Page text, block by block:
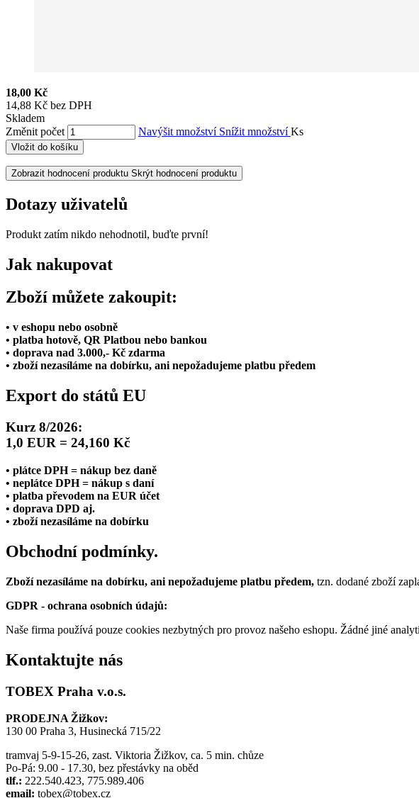
18,00 Kč
14,88 Kč bez DPH
Skladem
Změnit počet
Navýšit množství Snížit množstvíKs
Vložit do košíku
Zobrazit hodnocení produktu Skrýt hodnocení produktu
Dotazy uživatelů
Produkt zatím nikdo nehodnotil, buďte první!
Jak nakupovat
Zboží můžete zakoupit:
• v eshopu nebo osobně
• platba hotově, QR Platbou nebo bankou
• doprava nad 3.000,- Kč zdarma
• zboží nezasíláme na dobírku, ani nepožadujeme platbu předem
Export do států EU
Kurz 8/2026:
1,0 EUR = 24,160 Kč
• plátce DPH = nákup bez daně
• neplátce DPH = nákup s daní
• platba převodem na EUR účet
• doprava DPD aj.
• zboží nezasíláme na dobírku
Obchodní podmínky.
Zboží nezasíláme na dobírku, ani nepožadujeme platbu předem, tzn. dodané zboží
GDPR - ochrana osobních údajů:
Naše firma používá pouze cookies nezbytných pro provoz našeho eshopu. Žádné jiné
Kontaktujte nás
TOBEX Praha v.o.s.
PRODEJNA Žižkov:
130 00 Praha 3, Husinecká 715/22
tramvaj 5-9-15-26, zast. Viktoria Žižkov, ca. 5 min. chůze
Po-Pá: 9.00 - 17.30, bez přestávky na oběd
tlf.: 222.540.423, 775.989.406
email: tobex@tobex.cz